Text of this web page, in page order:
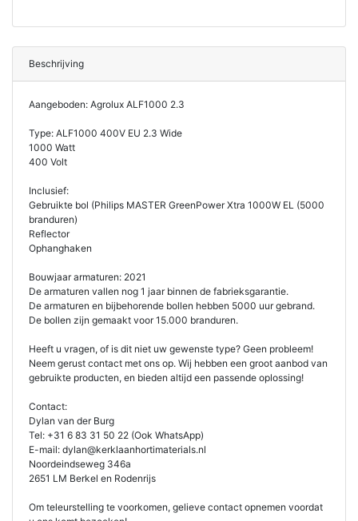
Beschrijving
Aangeboden: Agrolux ALF1000 2.3
Type: ALF1000 400V EU 2.3 Wide
1000 Watt
400 Volt
Inclusief:
Gebruikte bol (Philips MASTER GreenPower Xtra 1000W EL (5000
branduren)
Reflector
Ophanghaken
Bouwjaar armaturen: 2021
De armaturen vallen nog 1 jaar binnen de fabrieksgarantie.
De armaturen en bijbehorende bollen hebben 5000 uur gebrand.
De bollen zijn gemaakt voor 15.000 branduren.
Heeft u vragen, of is dit niet uw gewenste type? Geen probleem!
Neem gerust contact met ons op. Wij hebben een groot aanbod van
gebruikte producten, en bieden altijd een passende oplossing!
Contact:
Dylan van der Burg
Tel: +31 6 83 31 50 22 (Ook WhatsApp)
E-mail: dylan@kerklaanhortimaterials.nl
Noordeindseweg 346a
2651 LM Berkel en Rodenrijs
Om teleurstelling te voorkomen, gelieve contact opnemen voordat